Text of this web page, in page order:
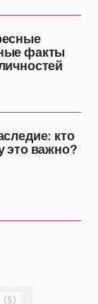
факты
кто
это важно?
(5)